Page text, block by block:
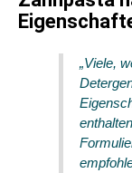
„Viele,